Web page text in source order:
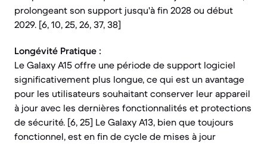
prolongeant son support jusqu'à fin 2028 ou début
2029. [6, 10, 25, 26, 37, 38]
Longévité Pratique :
Le Galaxy A15 offre une période de support logiciel
significativement plus longue, ce qui est un avantage
pour les utilisateurs souhaitant conserver leur appareil
à jour avec les dernières fonctionnalités et protections
de sécurité. [6, 25] Le Galaxy A13, bien que toujours
fonctionnel, est en fin de cycle de mises à jour